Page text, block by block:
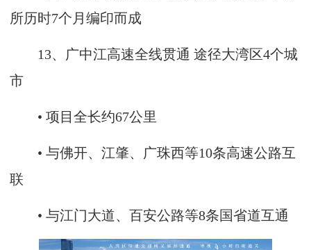
所历时7个月编印而成
13、广中江高速全线贯通 途径大湾区4个城
市
• 项目全长约67公里
• 与佛开、江肇、广珠西等10条高速公路互
联
• 与江门大道、百安公路等8条国省道互通